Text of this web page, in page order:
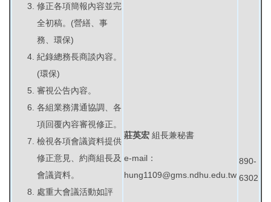
文書組
校級委員會
相片集錦
修正各項簡報內容並完
全初稿。(營繕、事
務、環保)
紀錄總務長商談內容。
(環保)
審視公告內容。
各組業務溝通協調、各
項回覆內容審視修正。
檢視各項會議資料提供
修正意見、約商組長及
會議資料。
處重大會議活動如評
莊英宏 組長兼秘書
e-mail：
hung1109@gms.ndhu.edu.tw
890-
6302